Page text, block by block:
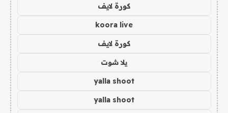
كورة لايف
koora live
كورة لايف
يلا شوت
yalla shoot
yalla shoot